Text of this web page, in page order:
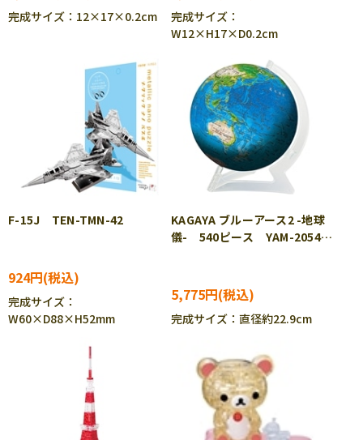
完成サイズ：12×17×0.2cm
完成サイズ：
W12×H17×D0.2cm
F-15J TEN-TMN-42
924円
完成サイズ：
W60×D88×H52mm
KAGAYA ブルーアース2 -地球
儀- 540ピース YAM-2054-
5,775円
完成サイズ：直径約22.9cm